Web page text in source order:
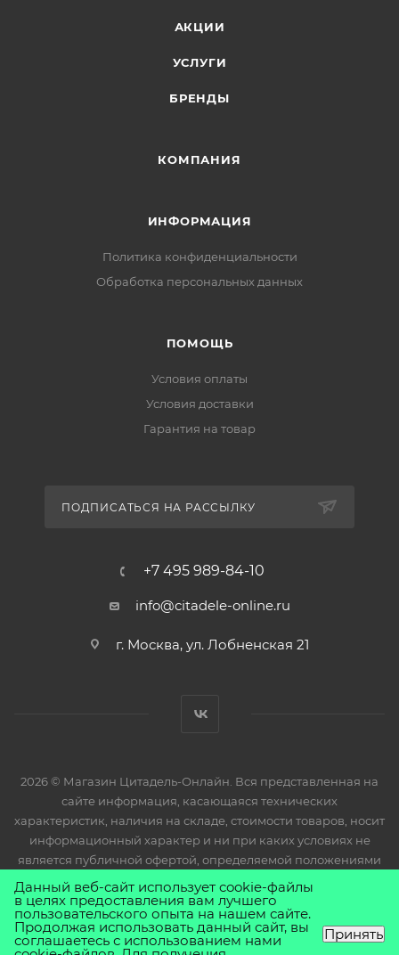
АКЦИИ
УСЛУГИ
БРЕНДЫ
КОМПАНИЯ
ИНФОРМАЦИЯ
Политика конфиденциальности
Обработка персональных данных
ПОМОЩЬ
Условия оплаты
Условия доставки
Гарантия на товар
ПОДПИСАТЬСЯ НА РАССЫЛКУ
+7 495 989-84-10
info@citadele-online.ru
г. Москва, ул. Лобненская 21
2026 © Магазин Цитадель-Онлайн. Вся представленная на
сайте информация, касающаяся технических
характеристик, наличия на складе, стоимости товаров, носит
информационный характер и ни при каких условиях не
является публичной офертой, определяемой положениями
Статьи 437(2) Гражданского кодекса РФ.
Данный веб-сайт использует cookie-файлы
в целях предоставления вам лучшего
пользовательского опыта на нашем сайте.
Продолжая использовать данный сайт, вы
соглашаетесь с использованием нами Принять